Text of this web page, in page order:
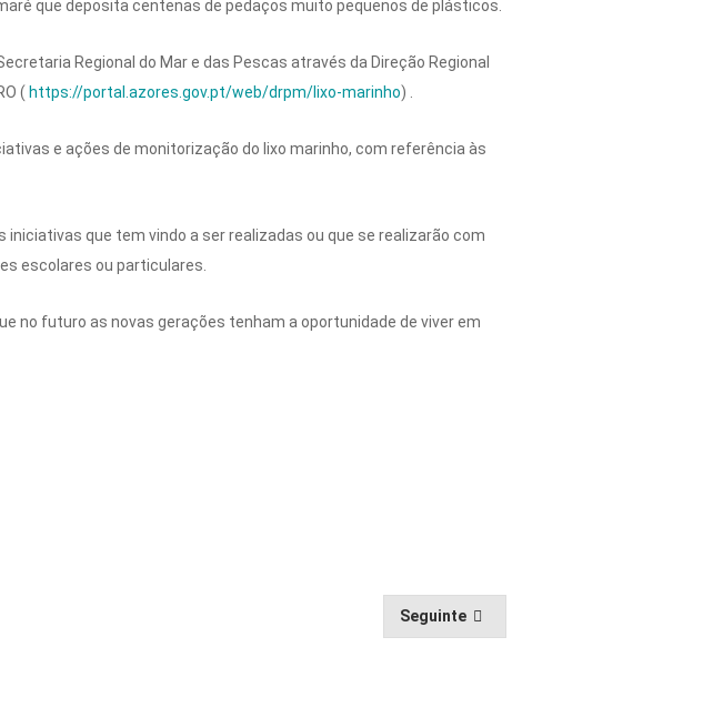
que deposita centenas de pedaços muito pequenos de plásticos.
Regional do Mar e das Pescas através da Direção Regional
( https://portal.azores.gov.pt/web/drpm/lixo-marinho) .
e ações de monitorização do lixo marinho, com referência às
iniciativas que tem vindo a ser realizadas ou que se realizarão com
escolares ou particulares.
no futuro as novas gerações tenham a oportunidade de viver em
Seguinte